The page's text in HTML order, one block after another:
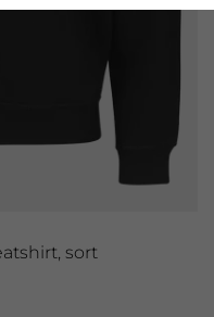
sort